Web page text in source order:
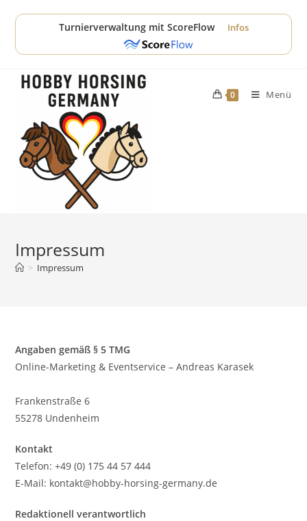
Inhalt
Turnierverwaltung mit ScoreFlow Infos
0 Menü
Impressum
> Impressum
Angaben gemäß § 5 TMG
Online-Marketing & Eventservice – Andreas Karasek
Frankenstraße 6
55278 Undenheim
Kontakt
Telefon: +49 (0) 175 44 57 444
E-Mail: kontakt@hobby-horsing-germany.de
Redaktionell verantwortlich